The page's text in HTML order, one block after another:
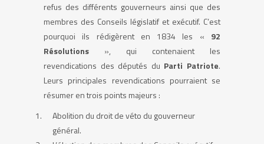
refus des différents gouverneurs ainsi que des
membres des Conseils législatif et exécutif. C’est
pourquoi ils rédigèrent en 1834 les « 92
Résolutions », qui contenaient les
revendications des députés du Parti Patriote.
Leurs principales revendications pourraient se
résumer en trois points majeurs :
Abolition du droit de véto du gouverneur
général.